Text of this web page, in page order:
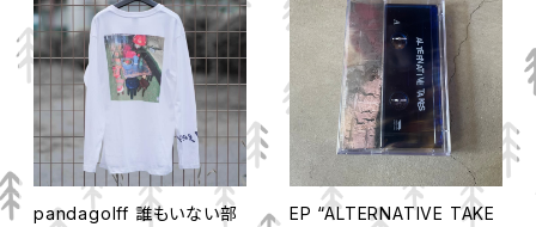
pandagolff 誰もいない部
EP “ALTERNATIVE TAKE